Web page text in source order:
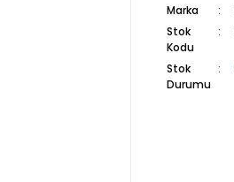
Marka
Stok
Kodu
Stok
Durumu